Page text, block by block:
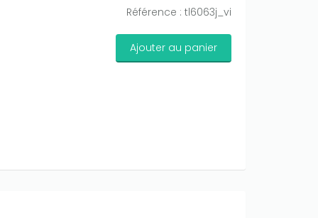
Référence : tl6063j_vi
Ajouter au panier